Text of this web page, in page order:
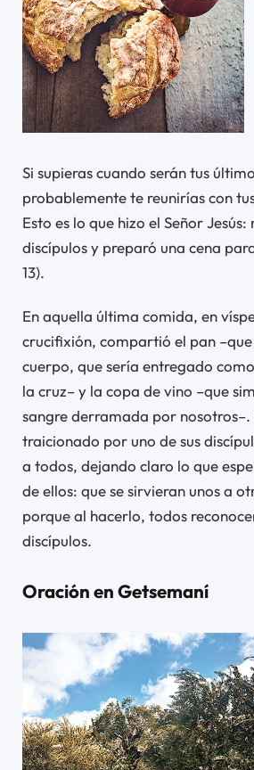
Si supieras cuando serán tus
probablemente te reunirías con
Esto es lo que hizo el Señor Jesús:
discípulos y preparó una cena
13).
En aquella última comida, en
crucifixión, compartió el pan
cuerpo, que sería entregado
la cruz– y la copa de vino –que
sangre derramada por nosotros–.
traicionado por uno de sus
a todos, dejando claro lo que
de ellos: que se sirvieran unos a
porque al hacerlo, todos
discípulos.
Oración en Getsemaní